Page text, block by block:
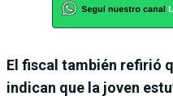
El fiscal también refirió
indican que la joven